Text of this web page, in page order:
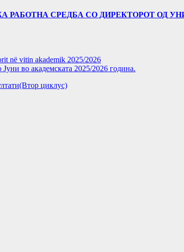
СРЕДБА СО ДИРЕКТОРОТ ОД
në vitin akademik 2025/2026
во академската 2025/2026 година.
циклус)